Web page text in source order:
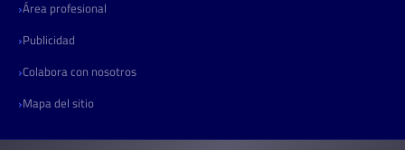
Área profesional
Publicidad
Colabora con nosotros
Mapa del sitio